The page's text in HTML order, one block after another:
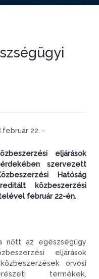
22. -
eljárások
szervezett
Hatóság
közbeszerzési
február 22-én.
nőtt az egészségügy
eljárások
orvosi
termékek,